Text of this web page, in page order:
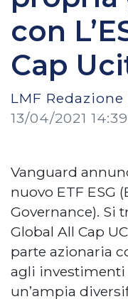
con
Cap
LMF
13/04/2021
Vanguard
nuovo ETF ESG
Governance). Si
Global All Cap
parte azionaria
agli investimenti
un’ampia